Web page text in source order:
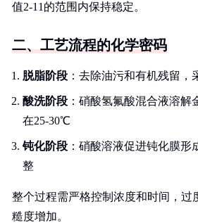
值2-11的范围内保持稳定。
二、工艺流程的化学密码
脱脂阶段 ：去除油污和有机残留
酸洗阶段 ：硝酸氢氟酸混合液溶解
在25-30℃
钝化阶段 ：硝酸溶液促进钝化膜形
整
整个过程需严格控制浓度和时间，过
糙度增加。